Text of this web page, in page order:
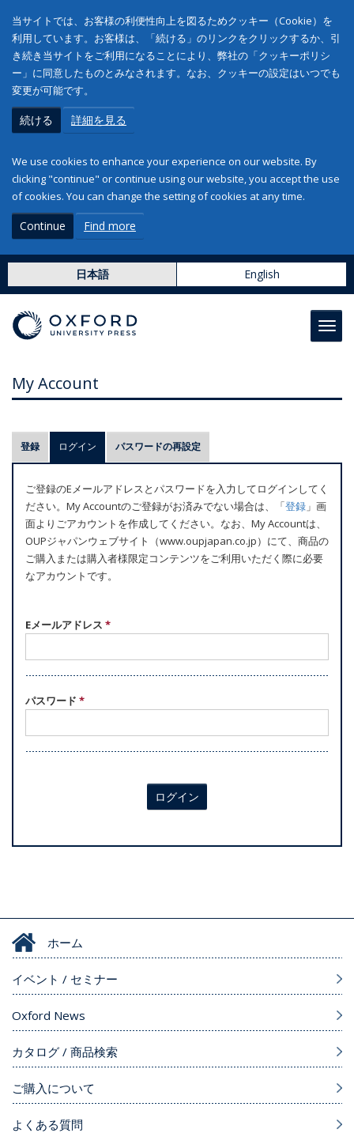
当サイトでは、お客様の利便性向上を図るためクッキー（Cookie）を
利用しています。お客様は、「続ける」のリンクをクリックするか、引
き続き当サイトをご利用になることにより、弊社の「クッキーポリシ
ー」に同意したものとみなされます。なお、クッキーの設定はいつでも
変更が可能です。
続ける 詳細を見る
We use cookies to enhance your experience on our website. By
clicking "continue" or continue using our website, you accept the use
of cookies. You can change the setting of cookies at any time.
Continue Find more
日本語 English
My Account
プ
ラ
マ
リ
ー
タ
ブ
登録 ログイン (アクティブなタブ)
パスワードの再設定
ご登録のEメールアドレスとパスワードを入力してログインしてく
ださい。My Accountのご登録がお済みでない場合は、「登録 」画
面よりごアカウントを作成してください。なお、My Accountは、
OUPジャパンウェブサイト（www.oupjapan.co.jp）にて、商品の
ご購入または購入者様限定コンテンツをご利用いただく際に必要
なアカウントです。
Eメールアドレス *
パスワード *
ログイン
ホーム
イベント / セミナー
Oxford News
カタログ / 商品検索
ご購入について
よくある質問